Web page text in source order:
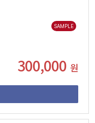
SAMPLE
300,000 원